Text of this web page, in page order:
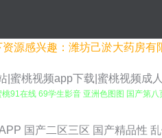
源感兴趣：潍坊己淤大药房有
|蜜桃视频app下载|蜜桃视频
91在线 69学生影音 亚洲色图图 国产第
国产二区三区 国产精品性